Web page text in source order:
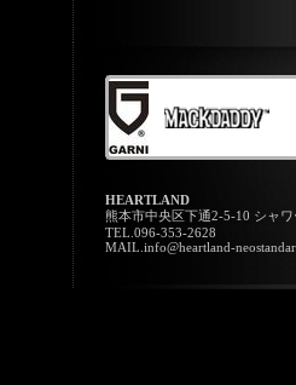
HEARTLAND
熊本市中央区下通2-5-10 シャ
TEL.096-353-2628
MAIL.info@heartland-